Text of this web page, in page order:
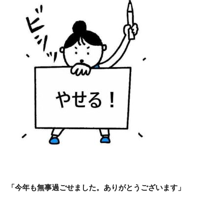
「今年も無事過ごせました。ありがとうございます」